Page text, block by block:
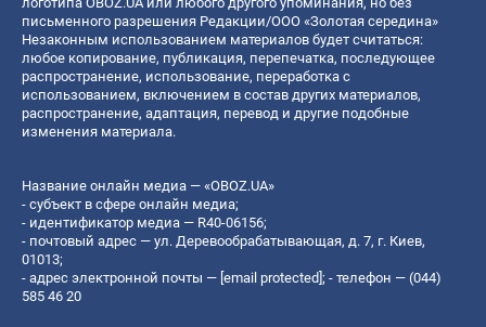
письменного разрешения Редакции/ООО «Золотая середина»
Незаконным использованием материалов будет считаться:
любое копирование, публикация, перепечатка, последующее
распространение, использование, переработка с
использованием, включением в состав других материалов,
распространение, адаптация, перевод и другие подобные
изменения материала.
Название онлайн медиа — «OBOZ.UA»
- субъект в сфере онлайн медиа;
- идентификатор медиа — R40-06156;
- почтовый адрес — ул. Деревообрабатывающая, д. 7, г. Киев,
01013;
- адрес электронной почты — [email protected] ; - телефон — (044)
585 46 20